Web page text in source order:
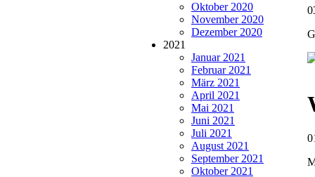
Oktober 2020
November 2020
Dezember 2020
2021
Januar 2021
Februar 2021
März 2021
April 2021
Mai 2021
Juni 2021
Juli 2021
August 2021
September 2021
Oktober 2021